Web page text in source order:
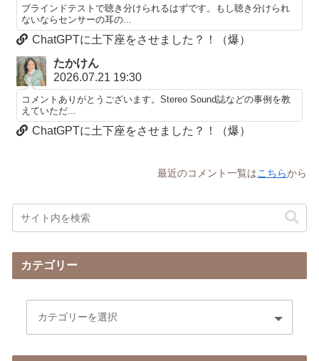
ブラインドテストで聴き分けられるはずです。もし聴き分けられ
ないならセンサーの耳の...
ChatGPTに土下座をさせました？！（爆）
たかけん
2026.07.21 19:30
コメントありがとうございます。Stereo Sound誌などの事例を教
えていただ...
ChatGPTに土下座をさせました？！（爆）
最近のコメント一覧はこちらから
カテゴリー